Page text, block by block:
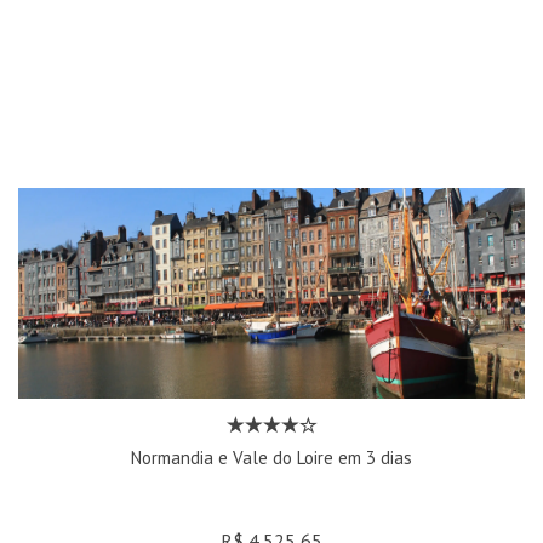
Normandia e Vale do Loire em 3 dias